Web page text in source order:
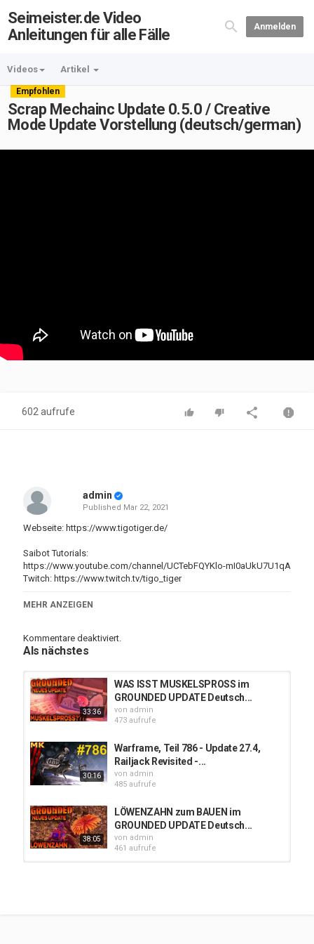
Seimeister.de Video
Anleitungen für alle Fälle
Anmelden
Videos Artikel
Empfohlen
Scrap Mechainc Update 0.5.0 / Creative
Mode Update Vorstellung (deutsch/german)
602 aufrufe
admin
Published Mar 22, 2021
Webseite: https://www.tigotiger.de/
Saibot Tutorials:
https://www.youtube.com/channel/UCTebFQYKlo-mI0aUkU7U1qA
Twitch: https://www.twitch.tv/tigo_tiger
Kategorien
MEHR ANZEIGEN
Kommentare deaktiviert.
Als nächstes
33:36
WAS ISST MUSKELSPROSS im
GROUNDED UPDATE Deutsch...
von admin
473 aufrufe
30:16
Warframe, Teil 786 - Update 27.4,
Railjack Revisited -...
von admin
485 aufrufe
38:05
LÖWENZAHN zum BAUEN im
GROUNDED UPDATE Deutsch...
von admin
461 aufrufe